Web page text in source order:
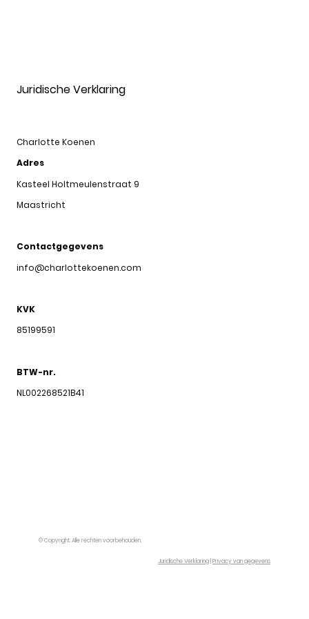
Juridische Verklaring
Charlotte Koenen
Adres
Kasteel Holtmeulenstraat 9
Maastricht
Contactgegevens
info@charlottekoenen.com
KVK
85199591
BTW-nr.
NL002268521B41
© Copyright. Alle rechten voorbehouden.
Juridische Verklaring Privacy van gegevens